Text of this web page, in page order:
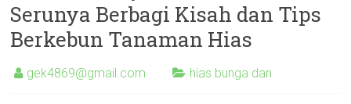
Serunya Berbagi Kisah dan Tips
Berkebun Tanaman Hias
gek4869@gmail.com hias bunga dan